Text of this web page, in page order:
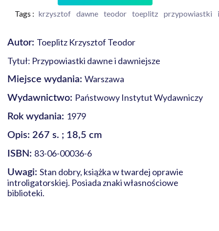
Tags : krzysztof dawne teodor toeplitz przypowiastki
Autor: Toeplitz Krzysztof Teodor
Tytuł: Przypowiastki dawne i dawniejsze
Miejsce wydania: Warszawa
Wydawnictwo: Państwowy Instytut Wydawniczy
Rok wydania: 1979
Opis: 267 s. ; 18,5 cm
ISBN: 83-06-00036-6
Uwagi: Stan dobry, książka w twardej oprawie
introligatorskiej. Posiada znaki własnościowe
biblioteki.